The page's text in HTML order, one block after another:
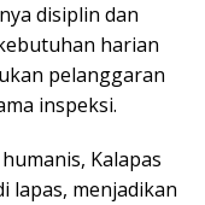
disiplin dan
harian
pelanggaran
inspeksi.
Kalapas
lapas, menjadikan